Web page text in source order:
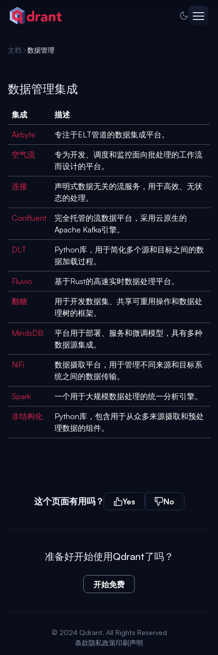
文档 数据管理
数据管理集成
集成 描述
Airbyte 专注于ELT管道的数据集成平台。
空气流
专为开发、调度和监控面向批处理的工作流
而设计的平台。
连接
声明式数据无关的流服务，用于高效、无状
态的处理。
Confluent
完全托管的流数据平台，采用云原生的
Apache Kafka引擎。
DLT
Python库，用于简化多个源和目标之间的数
据加载过程。
Fluvio 基于Rust的高速实时数据处理平台。
翻糖
用于开发数据集、共享可重用操作和数据处
理树的框架。
MindsDB
平台用于部署、服务和微调模型，具有多种
数据源集成。
NiFi
数据摄取平台，用于管理不同来源和目标系
统之间的数据传输。
Spark 一个用于大规模数据处理的统一分析引擎。
非结构化
Python库，包含用于从众多来源摄取和预处
理数据的组件。
这个页面有用吗？ Yes No
准备好开始使用Qdrant了吗？
开始免费
© 2024 Qdrant. All Rights Reserved
条款隐私政策印刷声明